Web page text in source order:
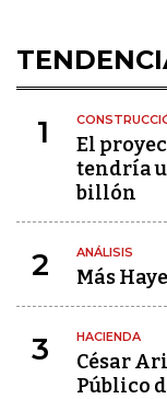
1
El
tendría
billón
2 ANÁLISIS
Más
3 HACIENDA
César
Público